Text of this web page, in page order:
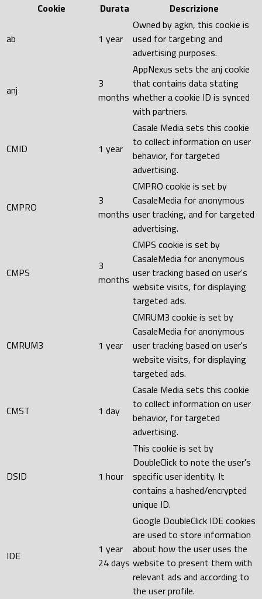
Cookie
Durata Descrizione
ab 1 year
Owned by agkn, this cookie is
used for targeting and
advertising purposes.
anj
3
months
AppNexus sets the anj cookie
that contains data stating
whether a cookie ID is synced
with partners.
CMID 1 year
Casale Media sets this cookie
to collect information on user
behavior, for targeted
advertising.
CMPRO
3
months
CMPRO cookie is set by
CasaleMedia for anonymous
user tracking, and for targeted
advertising.
CMPS
3
months
CMPS cookie is set by
CasaleMedia for anonymous
user tracking based on user's
website visits, for displaying
targeted ads.
CMRUM3 1 year
CMRUM3 cookie is set by
CasaleMedia for anonymous
user tracking based on user's
website visits, for displaying
targeted ads.
CMST 1 day
Casale Media sets this cookie
to collect information on user
behavior, for targeted
advertising.
DSID 1 hour
This cookie is set by
DoubleClick to note the user's
specific user identity. It
contains a hashed/encrypted
unique ID.
IDE
1 year
24 days
Google DoubleClick IDE cookies
are used to store information
about how the user uses the
website to present them with
relevant ads and according to
the user profile.